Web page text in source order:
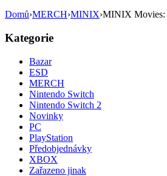
Domů›MERCH›MINIX›MINIX Movies:
Kategorie
Bazar
ESD
MERCH
Nintendo Switch
Nintendo Switch 2
Novinky
PC
PlayStation
Předobjednávky
XBOX
Zařazeno jinak